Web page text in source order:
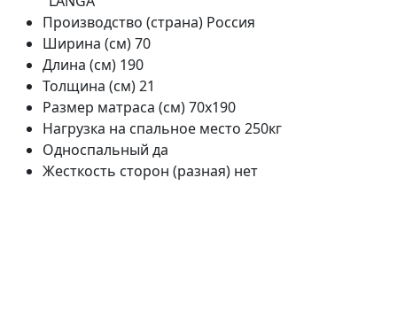
Производство (страна) Россия
Ширина (см)70
Длина (см) 190
Толщина (см)21
Размер матраса (см)70х190
Нагрузка на спальное место 250кг
Односпальный да
Жесткость сторон (разная) нет